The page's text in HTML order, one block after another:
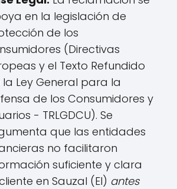
en la legislación de
de los
(Directivas
y el Texto Refundido
Ley General para la
de los Consumidores y
- TRLGDCU). Se
que las entidades
no facilitaron
suficiente y clara
en Sauzal (El) antes